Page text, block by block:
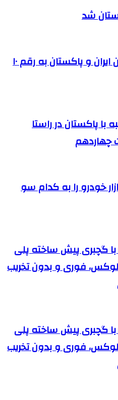
شد
افزایش حجم تجارت بین ایران و پاکستان به رقم ۱۰
با پاکستان در راستا
خودرو را به کدام سو
با گچبری پیش ساخته پلی
لوکس، فوری و بدون تخریب
با گچبری پیش ساخته پلی
لوکس، فوری و بدون تخریب